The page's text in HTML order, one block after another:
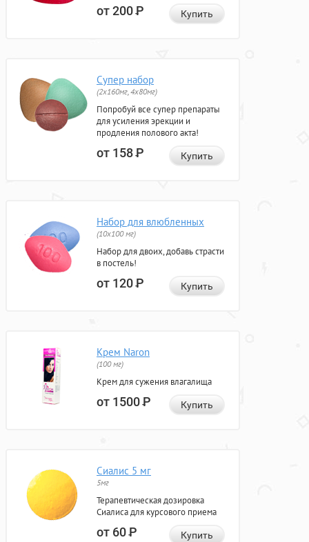
от 200Р Купить
Супер набор
(2х160мг, 4х80мг)
Попробуй все супер препараты
для усиления эрекции и
продления полового акта!
от 158Р Купить
Набор для влюбленных
(10х100 мг)
Набор для двоих, добавь страсти
в постель!
от 120Р Купить
Крем Naron
(100 мг)
Крем для сужения влагалища
от 1500Р Купить
Сиалис 5 мг
5мг
Терапевтическая дозировка
Сиалиса для курсового приема
от 60Р Купить